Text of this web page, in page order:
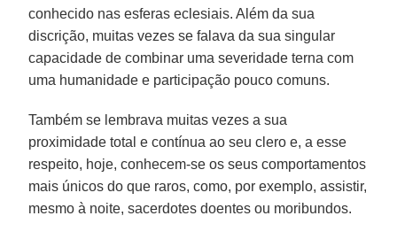
conhecido nas esferas eclesiais. Além da sua
discrição, muitas vezes se falava da sua singular
capacidade de combinar uma severidade terna com
uma humanidade e participação pouco comuns.
Também se lembrava muitas vezes a sua
proximidade total e contínua ao seu clero e, a esse
respeito, hoje, conhecem-se os seus comportamentos
mais únicos do que raros, como, por exemplo, assistir,
mesmo à noite, sacerdotes doentes ou moribundos.